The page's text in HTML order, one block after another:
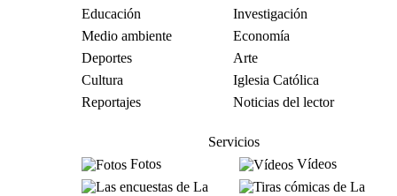
Educación
Investigación
Medio ambiente
Economía
Deportes
Arte
Cultura
Iglesia Católica
Reportajes
Noticias del lector
Servicios
Fotos
Vídeos